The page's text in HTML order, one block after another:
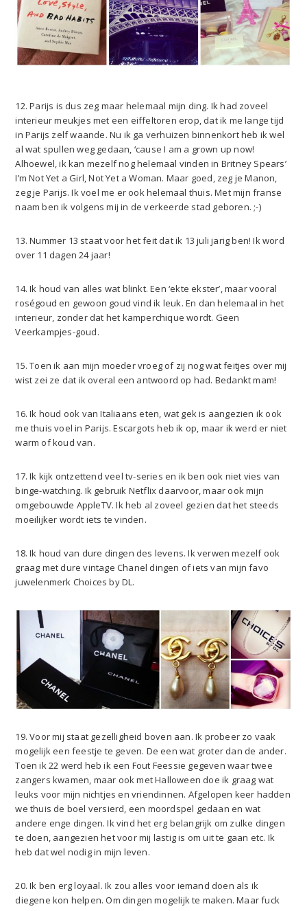
12. Parijs is dus zeg maar helemaal mijn ding. Ik had zoveel
interieur meukjes met een eiffeltoren erop, dat ik me lange tijd
in Parijs zelf waande. Nu ik ga verhuizen binnenkort heb ik wel
al wat spullen weg gedaan, ‘cause I am a grown up now!
Alhoewel, ik kan mezelf nog helemaal vinden in Britney Spears’
I’m Not Yet a Girl, Not Yet a Woman. Maar goed, zeg je Manon,
zeg je Parijs. Ik voel me er ook helemaal thuis. Met mijn franse
naam ben ik volgens mij in de verkeerde stad geboren. ;-)
13. Nummer 13 staat voor het feit dat ik 13 juli jarig ben! Ik word
over 11 dagen 24 jaar!
14. Ik houd van alles wat blinkt. Een ‘ekte ekster’, maar vooral
roségoud en gewoon goud vind ik leuk. En dan helemaal in het
interieur, zonder dat het kamperchique wordt. Geen
Veerkampjes-goud.
15. Toen ik aan mijn moeder vroeg of zij nog wat feitjes over mij
wist zei ze dat ik overal een antwoord op had. Bedankt mam!
16. Ik houd ook van Italiaans eten, wat gek is aangezien ik ook
me thuis voel in Parijs. Escargots heb ik op, maar ik werd er niet
warm of koud van.
17. Ik kijk ontzettend veel tv-series en ik ben ook niet vies van
binge-watching. Ik gebruik Netflix daarvoor, maar ook mijn
omgebouwde AppleTV. Ik heb al zoveel gezien dat het steeds
moeilijker wordt iets te vinden.
18. Ik houd van dure dingen des levens. Ik verwen mezelf ook
graag met dure vintage Chanel dingen of iets van mijn favo
juwelenmerk Choices by DL.
19. Voor mij staat gezelligheid boven aan. Ik probeer zo vaak
mogelijk een feestje te geven. De een wat groter dan de ander.
Toen ik 22 werd heb ik een Fout Feessie gegeven waar twee
zangers kwamen, maar ook met Halloween doe ik graag wat
leuks voor mijn nichtjes en vriendinnen. Afgelopen keer hadden
we thuis de boel versierd, een moordspel gedaan en wat
andere enge dingen. Ik vind het erg belangrijk om zulke dingen
te doen, aangezien het voor mij lastig is om uit te gaan etc. Ik
heb dat wel nodig in mijn leven.
20. Ik ben erg loyaal. Ik zou alles voor iemand doen als ik
diegene kon helpen. Om dingen mogelijk te maken. Maar fuck